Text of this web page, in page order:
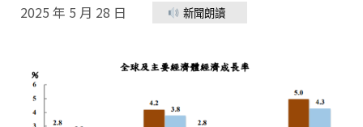
2025 年 5 月 28 日 新聞朗讀